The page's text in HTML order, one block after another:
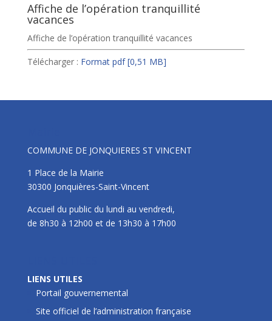
Affiche de l’opération tranquillité
vacances
Affiche de l’opération tranquillité vacances
Télécharger : Format pdf[0,51 MB]
COMMUNE DE JONQUIERES ST VINCENT
1 Place de la Mairie
30300 Jonquières-Saint-Vincent
Accueil du public du lundi au vendredi,
de 8h30 à 12h00 et de 13h30 à 17h00
LIENS UTILES
Portail gouvernemental
Site officiel de l’administration française